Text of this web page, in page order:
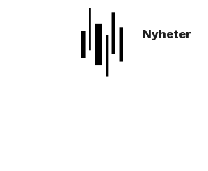
Nyheter